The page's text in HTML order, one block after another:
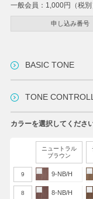
一般会員： 1,000円（税別
申し込み番号
カラーを選択してくださ
ニュートラル
ブラウン
9 9-NB/H
8 8-NB/H
BASIC TONE
TONE